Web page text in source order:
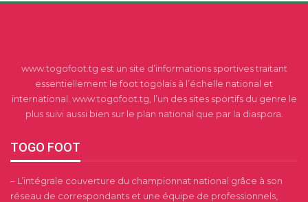
www.togofoot.tg est un site d’informations sportives traitant
essentiellement le foot togolais à l’échelle national et
international. www.togofoot.tg, l’un des sites sportifs du genre le
plus suivi aussi bien sur le plan national que par la diaspora.
TOGO FOOT
– L’intégrale couverture du championnat national grâce à son
réseau de correspondants et une équipe de professionnels,